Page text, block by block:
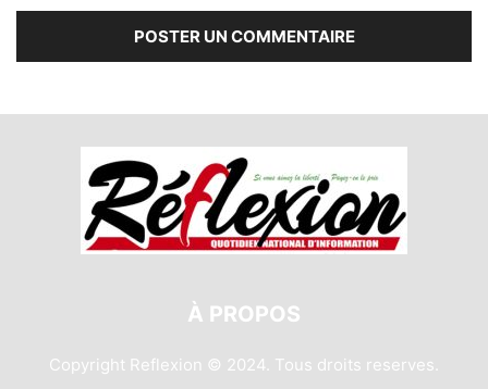
À PROPOS
Copyright Reflexion © 2024. Tous droits reserves.